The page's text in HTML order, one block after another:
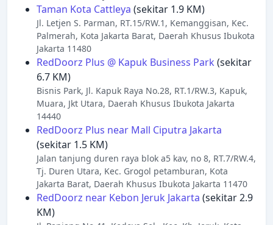
Taman Kota Cattleya (sekitar 1.9 KM)
Jl. Letjen S. Parman, RT.15/RW.1, Kemanggisan, Kec.
Palmerah, Kota Jakarta Barat, Daerah Khusus Ibukota
Jakarta 11480
RedDoorz Plus @ Kapuk Business Park (sekitar
6.7 KM)
Bisnis Park, Jl. Kapuk Raya No.28, RT.1/RW.3, Kapuk,
Muara, Jkt Utara, Daerah Khusus Ibukota Jakarta
14440
RedDoorz Plus near Mall Ciputra Jakarta
(sekitar 1.5 KM)
Jalan tanjung duren raya blok a5 kav, no 8, RT.7/RW.4,
Tj. Duren Utara, Kec. Grogol petamburan, Kota
Jakarta Barat, Daerah Khusus Ibukota Jakarta 11470
RedDoorz near Kebon Jeruk Jakarta (sekitar 2.9
KM)